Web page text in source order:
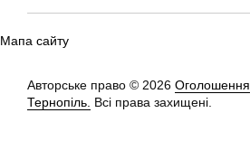
Мапа сайту
Авторське право © 2026 Оголошення
Тернопіль. Всі права захищені.